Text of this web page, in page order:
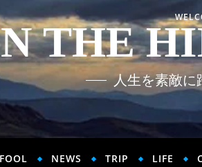
THE
人生を素敵に
FOOL NEWS TRIP LIFE